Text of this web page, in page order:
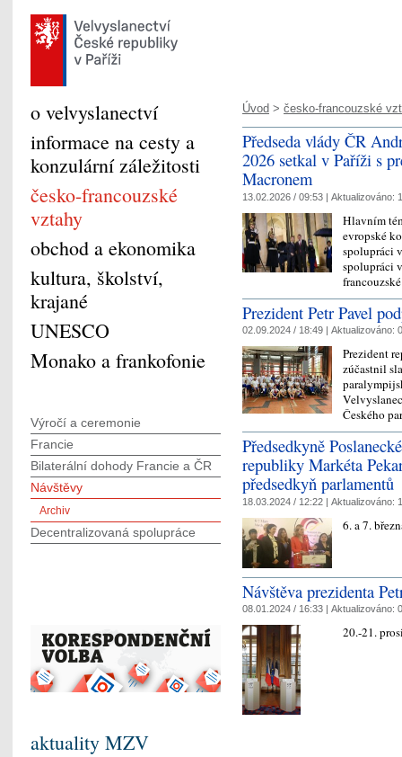
Úvod > česko-francouzské
Předseda vlády ČR
2026 setkal v Paříži s
Macronem
13.02.2026 / 09:53 | Aktualizováno:
Hlavním
evropské
spolupráci
spolupráci
Prezident Petr Pavel
02.09.2024 / 18:49 | Aktualizováno:
Prezident
zúčastnil
Českého
Předsedkyně
republiky Markéta
předsedkyň parlamentů
18.03.2024 / 12:22 | Aktualizováno:
6. a 7.
Návštěva prezidenta
08.01.2024 / 16:33 | Aktualizováno:
20.-21.
o velvyslanectví
informace na cesty a
konzulární záležitosti
česko-francouzské
vztahy
obchod a ekonomika
kultura, školství,
krajané
UNESCO
Monako a frankofonie
Výročí a ceremonie
Francie
Bilaterální dohody Francie a ČR
Návštěvy
Archiv
Decentralizovaná spolupráce
aktuality MZV